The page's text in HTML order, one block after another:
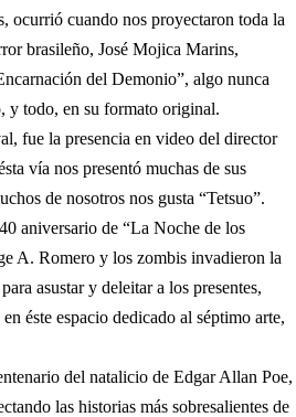
ocurrió cuando nos proyectaron toda la
brasileño, José Mojica Marins,
del Demonio”, algo nunca
y todo, en su formato original.
fue la presencia en video del director
vía nos presentó muchas de sus
de nosotros nos gusta “Tetsuo”.
aniversario de “La Noche de los
A. Romero y los zombis invadieron la
asustar y deleitar a los presentes,
éste espacio dedicado al séptimo arte,
del natalicio de Edgar Allan Poe,
las historias más sobresalientes de